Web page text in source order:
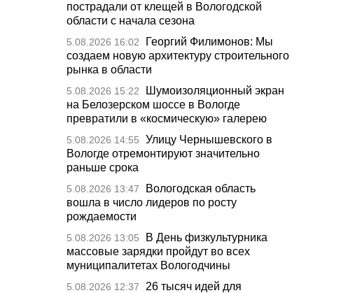
пострадали от клещей в Вологодской
области с начала сезона
5.08.2026 16:02
Георгий Филимонов: Мы
создаем новую архитектуру строительного
рынка в области
5.08.2026 15:22
Шумоизоляционный экран
на Белозерском шоссе в Вологде
превратили в «космическую» галерею
5.08.2026 14:55
Улицу Чернышевского в
Вологде отремонтируют значительно
раньше срока
5.08.2026 13:47
Вологодская область
вошла в число лидеров по росту
рождаемости
5.08.2026 13:05
В День физкультурника
массовые зарядки пройдут во всех
муниципалитетах Вологодчины
5.08.2026 12:37
26 тысяч идей для